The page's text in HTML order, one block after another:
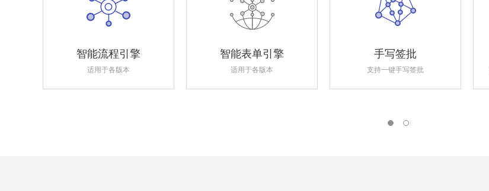
智能流程引擎
适用于各版本
智能表单引擎
适用于各版本
手写签批
支持一键手写签批